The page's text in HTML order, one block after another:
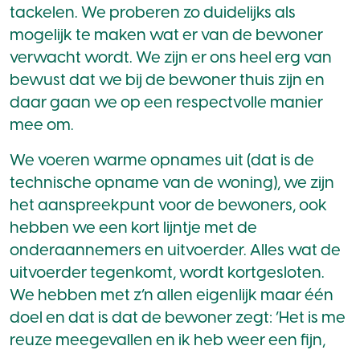
tackelen. We proberen zo duidelijks als
mogelijk te maken wat er van de bewoner
verwacht wordt. We zijn er ons heel erg van
bewust dat we bij de bewoner thuis zijn en
daar gaan we op een respectvolle manier
mee om.
We voeren warme opnames uit (dat is de
technische opname van de woning), we zijn
het aanspreekpunt voor de bewoners, ook
hebben we een kort lijntje met de
onderaannemers en uitvoerder. Alles wat de
uitvoerder tegenkomt, wordt kortgesloten.
We hebben met z’n allen eigenlijk maar één
doel en dat is dat de bewoner zegt: ‘Het is me
reuze meegevallen en ik heb weer een fijn,